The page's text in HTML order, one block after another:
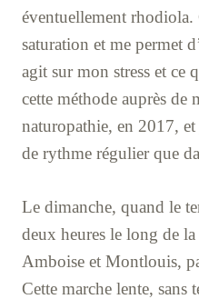
éventuellement rhodiola.
saturation et me permet
agit sur mon stress et ce
cette méthode auprès de
naturopathie, en 2017,
de rythme régulier que
Le dimanche, quand le
deux heures le long de
Amboise et Montlouis,
Cette marche lente, sans